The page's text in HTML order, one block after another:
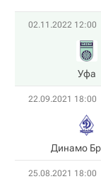
02.11.2022 12:00
Уфа
22.09.2021 18:00
Динамо
25.08.2021 18:00